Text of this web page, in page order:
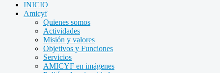
INICIO
Amicyf
Quienes somos
Actividades
Misión y valores
Objetivos y Funciones
Servicios
AMICYF en imágenes